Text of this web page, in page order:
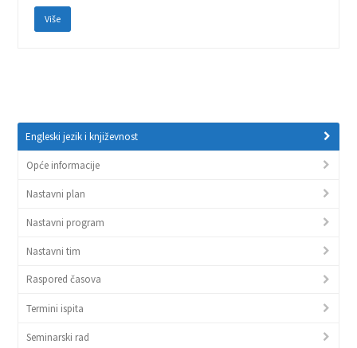
Više
Engleski jezik i književnost
Opće informacije
Nastavni plan
Nastavni program
Nastavni tim
Raspored časova
Termini ispita
Seminarski rad